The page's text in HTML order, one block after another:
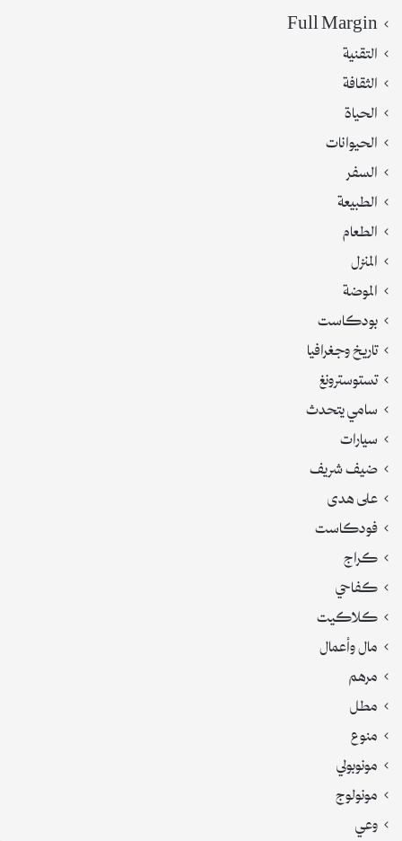
Full Margin
التقنية
الثقافة
الحياة
الحيوانات
السفر
الطبيعة
الطعام
المنزل
الموضة
بودكاست
تاريخ وجغرافيا
تستوسترونغ
سامي يتحدث
سيارات
ضيف شريف
على هدى
فودكاست
كراج
كفاحي
كلاكيت
مال وأعمال
مرهم
مطل
منوع
مونوبولي
مونولوج
وعي